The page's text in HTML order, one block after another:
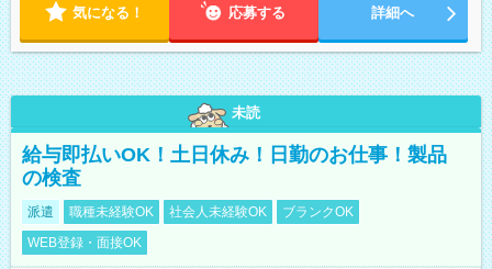
気になる！ 応募する 詳細へ
未読
給与即払いOK！土日休み！日勤のお仕事！製品
の検査
派遣 職種未経験OK 社会人未経験OK
ブランクOK
WEB登録・面接OK